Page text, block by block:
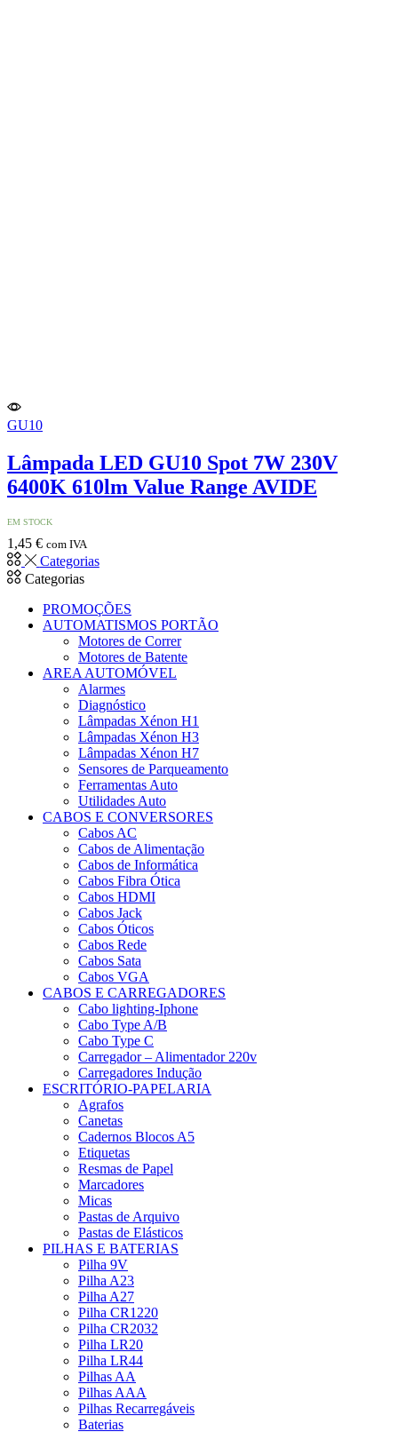
GU10
Lâmpada LED GU10 Spot 7W 230V
6400K 610lm Value Range AVIDE
EM STOCK
1,45 € com IVA
Categorias
Categorias
PROMOÇÕES
AUTOMATISMOS PORTÃO
Motores de Correr
Motores de Batente
AREA AUTOMÓVEL
Alarmes
Diagnóstico
Lâmpadas Xénon H1
Lâmpadas Xénon H3
Lâmpadas Xénon H7
Sensores de Parqueamento
Ferramentas Auto
Utilidades Auto
CABOS E CONVERSORES
Cabos AC
Cabos de Alimentação
Cabos de Informática
Cabos Fibra Ótica
Cabos HDMI
Cabos Jack
Cabos Óticos
Cabos Rede
Cabos Sata
Cabos VGA
CABOS E CARREGADORES
Cabo lighting-Iphone
Cabo Type A/B
Cabo Type C
Carregador – Alimentador 220v
Carregadores Indução
ESCRITÓRIO-PAPELARIA
Agrafos
Canetas
Cadernos Blocos A5
Etiquetas
Resmas de Papel
Marcadores
Micas
Pastas de Arquivo
Pastas de Elásticos
PILHAS E BATERIAS
Pilha 9V
Pilha A23
Pilha A27
Pilha CR1220
Pilha CR2032
Pilha LR20
Pilha LR44
Pilhas AA
Pilhas AAA
Pilhas Recarregáveis
Baterias